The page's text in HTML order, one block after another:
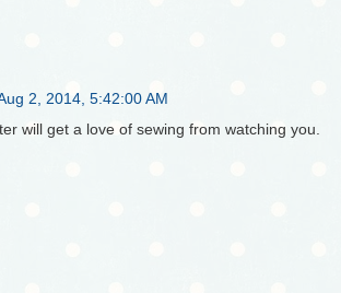
2, 2014, 5:42:00 AM
will get a love of sewing from watching you.